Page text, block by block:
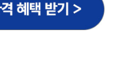
보 안내 등 신청자의 취
하기 위함.
융, 해커스임용, 해커스공무
인중개사, 해커스주택관리